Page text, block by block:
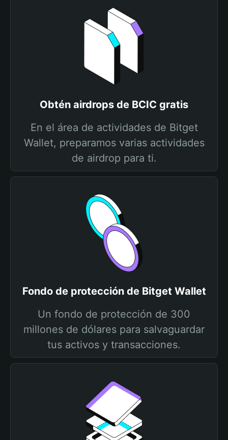
Obtén airdrops de BCIC gratis
En el área de actividades de Bitget
Wallet, preparamos varias actividades
de airdrop para ti.
Fondo de protección de Bitget Wallet
Un fondo de protección de 300
millones de dólares para salvaguardar
tus activos y transacciones.